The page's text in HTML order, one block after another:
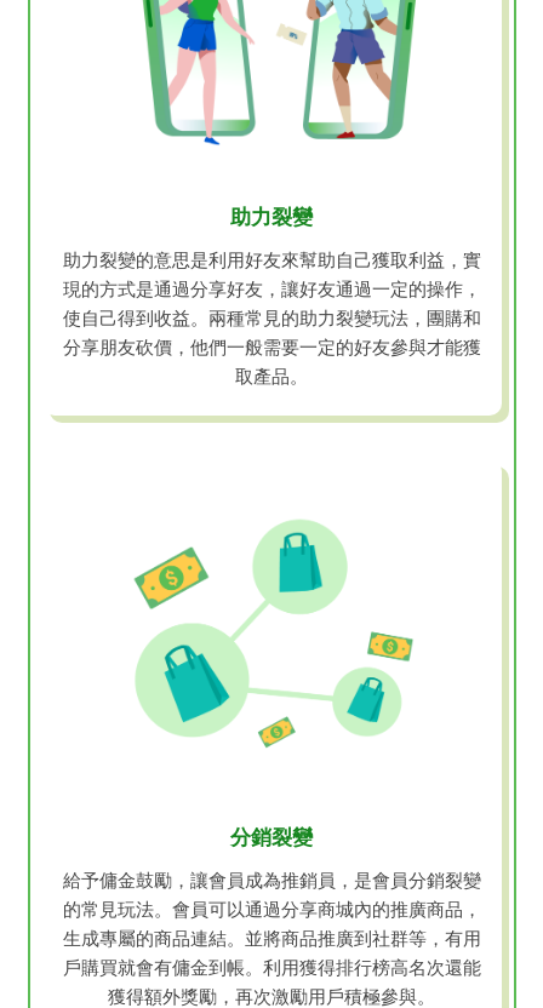
助力裂變
助力裂變的意思是利用好友來幫助自己獲取利益，實
現的方式是通過分享好友，讓好友通過一定的操作，
使自己得到收益。兩種常見的助力裂變玩法，團購和
分享朋友砍價，他們一般需要一定的好友參與才能獲
取產品。
分銷裂變
給予傭金鼓勵，讓會員成為推銷員，是會員分銷裂變
的常見玩法。會員可以通過分享商城內的推廣商品，
生成專屬的商品連結。並將商品推廣到社群等，有用
戶購買就會有傭金到帳。利用獲得排行榜高名次還能
獲得額外獎勵，再次激勵用戶積極參與。